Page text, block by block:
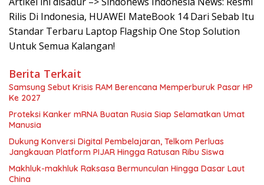
Rilis Di Indonesia, HUAWEI MateBook 14 Dari Sebab Itu
Standar Terbaru Laptop Flagship One Stop Solution
Untuk Semua Kalangan!
Berita Terkait
Samsung Sebut Krisis RAM Berencana Memperburuk Pasar HP
Ke 2027
Proteksi Kanker mRNA Buatan Rusia Siap Selamatkan Umat
Manusia
Dukung Konversi Digital Pembelajaran, Telkom Perluas
Jangkauan Platform PIJAR Hingga Ratusan Ribu Siswa
Makhluk-makhluk Raksasa Bermunculan Hingga Dasar Laut
China